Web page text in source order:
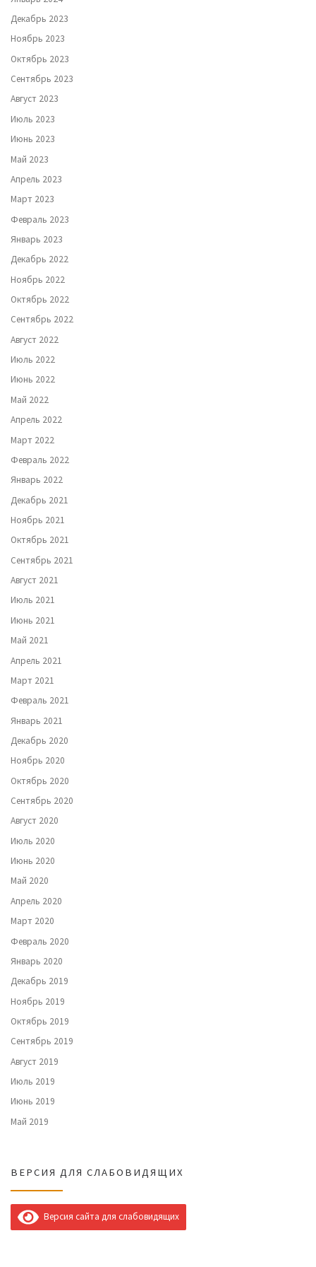
Декабрь 2023
Ноябрь 2023
Октябрь 2023
Сентябрь 2023
Август 2023
Июль 2023
Июнь 2023
Май 2023
Апрель 2023
Март 2023
Февраль 2023
Январь 2023
Декабрь 2022
Ноябрь 2022
Октябрь 2022
Сентябрь 2022
Август 2022
Июль 2022
Июнь 2022
Май 2022
Апрель 2022
Март 2022
Февраль 2022
Январь 2022
Декабрь 2021
Ноябрь 2021
Октябрь 2021
Сентябрь 2021
Август 2021
Июль 2021
Июнь 2021
Май 2021
Апрель 2021
Март 2021
Февраль 2021
Январь 2021
Декабрь 2020
Ноябрь 2020
Октябрь 2020
Сентябрь 2020
Август 2020
Июль 2020
Июнь 2020
Май 2020
Апрель 2020
Март 2020
Февраль 2020
Январь 2020
Декабрь 2019
Ноябрь 2019
Октябрь 2019
Сентябрь 2019
Август 2019
Июль 2019
Июнь 2019
Май 2019
ВЕРСИЯ ДЛЯ СЛАБОВИДЯЩИХ
Версия сайта для слабовидящих